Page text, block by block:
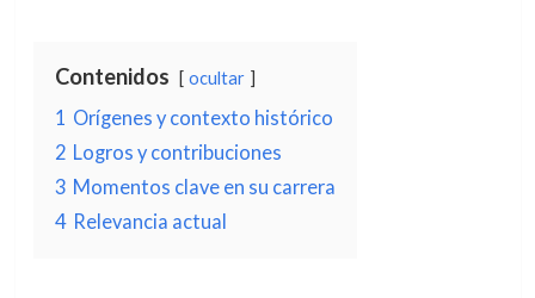
Contenidos ocultar
1 Orígenes y contexto histórico
2 Logros y contribuciones
3 Momentos clave en su carrera
4 Relevancia actual